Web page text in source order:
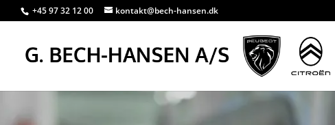
+45 97 32 12 00 kontakt@bech-hansen.dk